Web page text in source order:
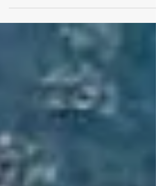
Moana 2...